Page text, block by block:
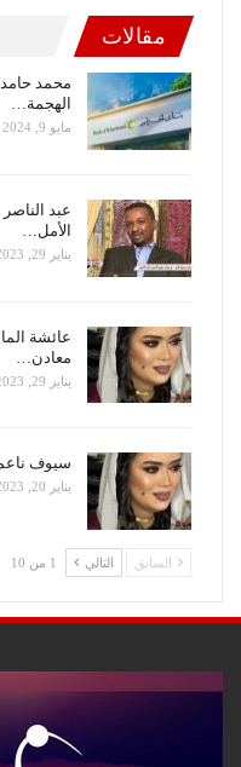
مقالات
محمد
الهجمة…
مايو 9, 2024
عبد
الأمل…
يناير 29, 2023
عائشة
معادن…
يناير 29, 2023
سيوف
يناير 20, 2023
السابق التالي 1 من 10